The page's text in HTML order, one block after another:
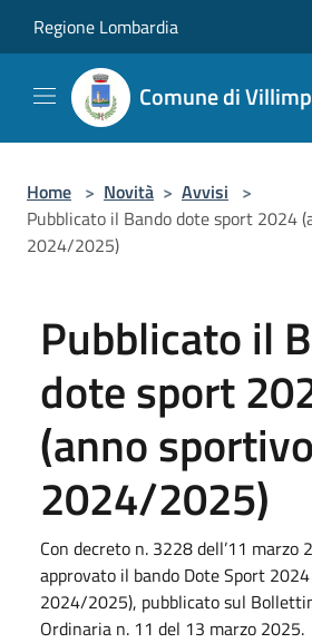
Regione Lombardia
Comune di
Home > Novità > Avvisi >
Pubblicato il Bando dote sport 2024
2024/2025)
Pubblicato il
dote sport
(anno sportivo
2024/2025)
Con decreto n. 3228 dell’11 marzo
approvato il bando Dote Sport
2024/2025), pubblicato sul
Ordinaria n. 11 del 13 marzo 2025.